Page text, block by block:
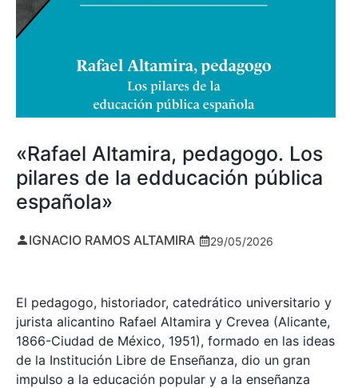
«Rafael Altamira, pedagogo. Los
pilares de la edducación pública
española»
IGNACIO RAMOS ALTAMIRA 29/05/2026
El pedagogo, historiador, catedrático universitario y
jurista alicantino Rafael Altamira y Crevea (Alicante,
1866-Ciudad de México, 1951), formado en las ideas
de la Institución Libre de Enseñanza, dio un gran
impulso a la educación popular y a la enseñanza